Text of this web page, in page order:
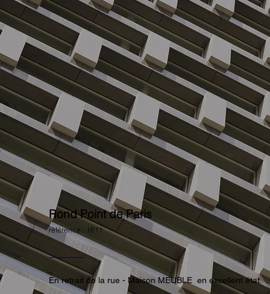
Rond Point de Paris
référence : 1611
En retrait de la rue - Maison MEUBLE en excellent état.